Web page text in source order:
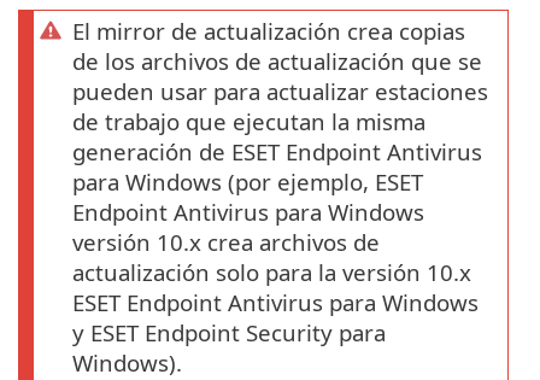
El mirror de actualización crea copias
de los archivos de actualización que se
pueden usar para actualizar estaciones
de trabajo que ejecutan la misma
generación de ESET Endpoint Antivirus
para Windows (por ejemplo, ESET
Endpoint Antivirus para Windows
versión 10.x crea archivos de
actualización solo para la versión 10.x
ESET Endpoint Antivirus para Windows
y ESET Endpoint Security para
Windows).